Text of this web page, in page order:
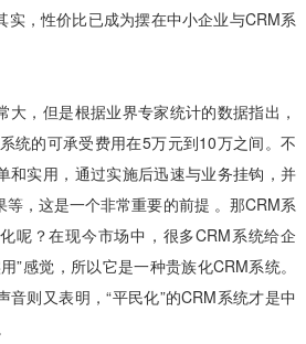
实，性价比已成为摆在中小企业与CRM系
大，但是根据业界专家统计的数据指出，
统的可承受费用在5万元到10万之间。不
和实用，通过实施后迅速与业务挂钩，并
，这是一个非常重要的前提 。那CRM系
呢？在现今市场中，很多CRM系统给企
”感觉，所以它是一种贵族化CRM系统。
则又表明，“平民化”的CRM系统才是中